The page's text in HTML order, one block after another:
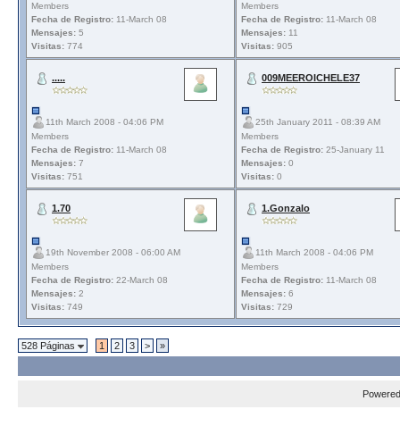
Members
Fecha de Registro: 11-March 08
Mensajes: 5
Visitas: 774
Members
Fecha de Registro: 11-March 08
Mensajes: 11
Visitas: 905
.....
11th March 2008 - 04:06 PM
Members
Fecha de Registro: 11-March 08
Mensajes: 7
Visitas: 751
009MEEROICHELE37
25th January 2011 - 08:39 AM
Members
Fecha de Registro: 25-January 11
Mensajes: 0
Visitas: 0
1.70
19th November 2008 - 06:00 AM
Members
Fecha de Registro: 22-March 08
Mensajes: 2
Visitas: 749
1.Gonzalo
11th March 2008 - 04:06 PM
Members
Fecha de Registro: 11-March 08
Mensajes: 6
Visitas: 729
528 Páginas 1 2 3 > »